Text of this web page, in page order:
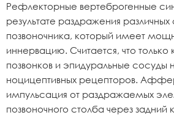
Рефлекторные вертеброгенные
результате раздражения различных
позвоночника, который имеет
иннервацию. Считается, что только
позвонков и эпидуральные сосуды
ноцицептивных рецепторов.
импульсация от раздражаемых
позвоночного столба через